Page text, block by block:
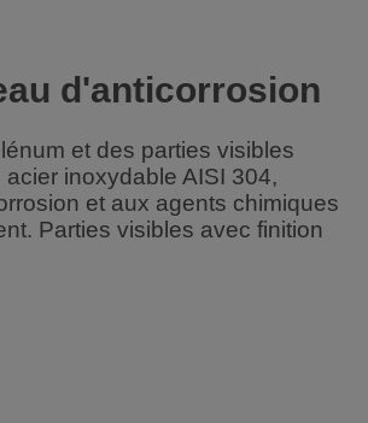
d'anticorrosion
et des parties visibles
inoxydable AISI 304,
et aux agents chimiques
Parties visibles avec finition